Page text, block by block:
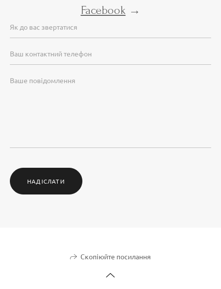
Facebook →
НАДІСЛАТИ
Скопіюйте посилання